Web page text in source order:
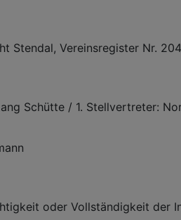
Stendal, Vereinsregister Nr.
Schütte / 1. Stellvertreter:
oder Vollständigkeit der